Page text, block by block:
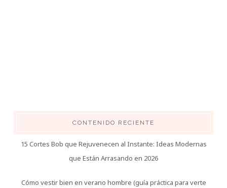
CONTENIDO RECIENTE
15 Cortes Bob que Rejuvenecen al Instante: Ideas Modernas
que Están Arrasando en 2026
Cómo vestir bien en verano hombre (guía práctica para verte